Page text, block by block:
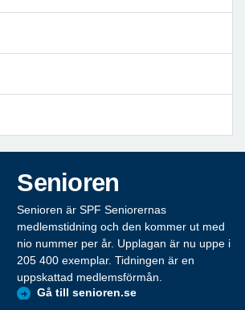
Senioren
Senioren är SPF Seniorernas
medlemstidning och den kommer ut med
nio nummer per år. Upplagan är nu uppe i
205 400 exemplar. Tidningen är en
uppskattad medlemsförmån.
Gå till senioren.se